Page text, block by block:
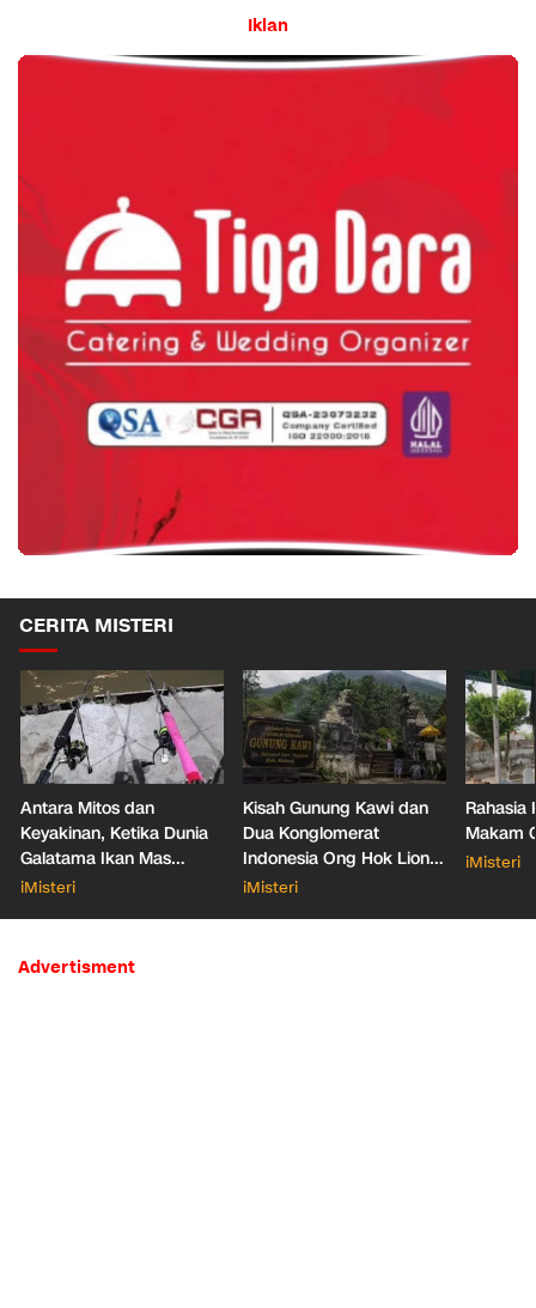
Iklan
CERITA MISTERI
Antara Mitos dan
Keyakinan, Ketika Dunia
Galatama Ikan Mas
Bersentuhan dengan Hal
iMisteri
Kisah Gunung Kawi dan
Dua Konglomerat
Indonesia Ong Hok Liong
hingga Liem Sioe Liong
iMisteri
Rahasia
Makam
iMisteri
Advertisment